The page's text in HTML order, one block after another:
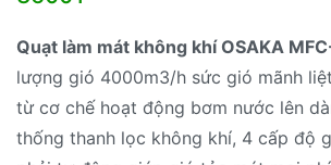
Quạt làm mát không khí OSAKA
lượng gió 4000m3/h sức gió mãnh
từ cơ chế hoạt động bơm nước lên
thống thanh lọc không khí, 4 cấp độ